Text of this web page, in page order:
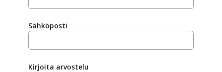
Sähköposti
Kirjoita arvostelu